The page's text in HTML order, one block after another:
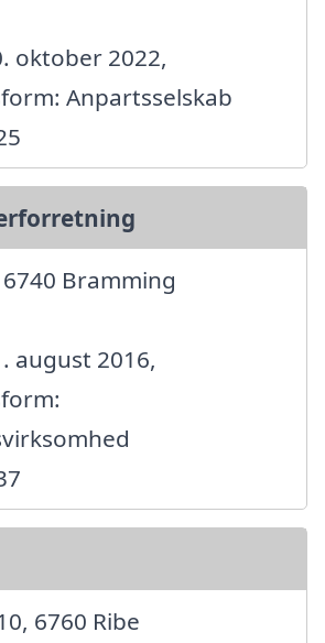
oktober 2022,
Anpartsselskab
Bramming
august 2016,
6760 Ribe